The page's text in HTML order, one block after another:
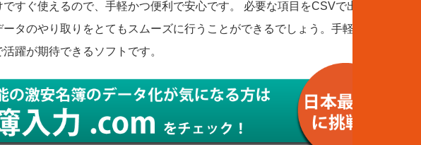
すぐ使えるので、手軽かつ便利で安心です。 必要な項目をCSVで出力したり、一
タのやり取りをとてもスムーズに行うことができるでしょう。手軽にデータのや
活躍が期待できるソフトです。